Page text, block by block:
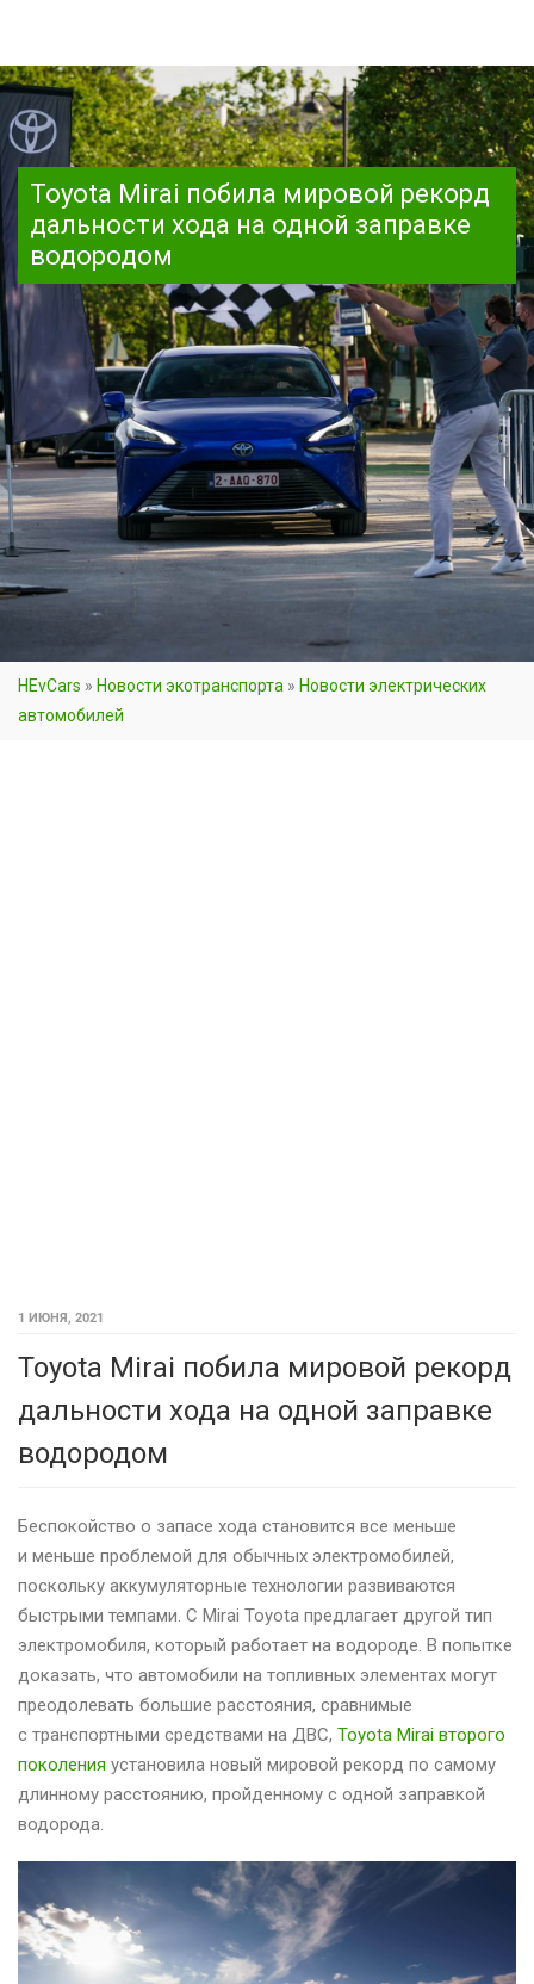
Toyota Mirai побила мировой рекорд
дальности хода на одной заправке
водородом
HEvCars » Новости экотранспорта » Новости электрических
автомобилей
1 ИЮНЯ, 2021
Toyota Mirai побила мировой рекорд
дальности хода на одной заправке
водородом
Беспокойство о запасе хода становится все меньше
и меньше проблемой для обычных электромобилей,
поскольку аккумуляторные технологии развиваются
быстрыми темпами. С Mirai Toyota предлагает другой тип
электромобиля, который работает на водороде. В попытке
доказать, что автомобили на топливных элементах могут
преодолевать большие расстояния, сравнимые
с транспортными средствами на ДВС, Toyota Mirai второго
поколения установила новый мировой рекорд по самому
длинному расстоянию, пройденному с одной заправкой
водорода.